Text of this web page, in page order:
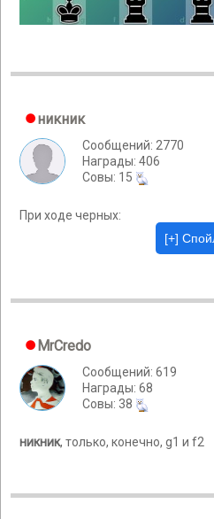
никник
Сообщений: 2770
Награды: 406
Cовы: 15
При ходе черных:
MrCredo
Сообщений: 619
Награды: 68
Cовы: 38
никник, только, конечно, g1 и f2